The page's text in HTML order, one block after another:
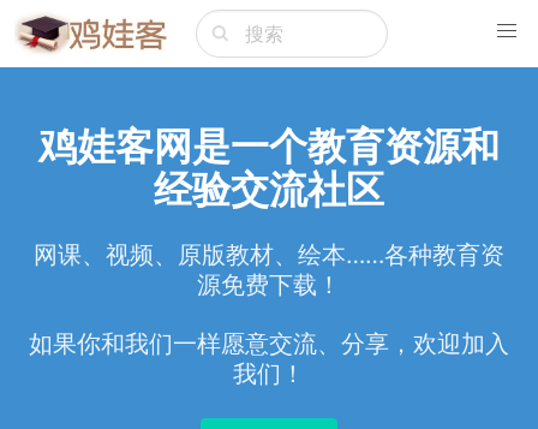
鸡娃客网是一个教育资源和
经验交流社区
网课、视频、原版教材、绘本……各种教育资
源免费下载！
如果你和我们一样愿意交流、分享，欢迎加入
我们！